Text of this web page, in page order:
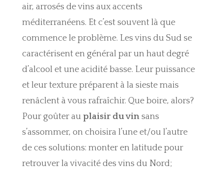
air, arrosés de vins aux accents
méditerranéens. Et c’est souvent là que
commence le problème. Les vins du Sud se
caractérisent en général par un haut degré
d’alcool et une acidité basse. Leur puissance
et leur texture préparent à la sieste mais
renâclent à vous rafraîchir. Que boire, alors?
Pour goûter au plaisir du vinsans
s’assommer, on choisira l’une et/ou l’autre
de ces solutions: monter en latitude pour
retrouver la vivacité des vins du Nord;